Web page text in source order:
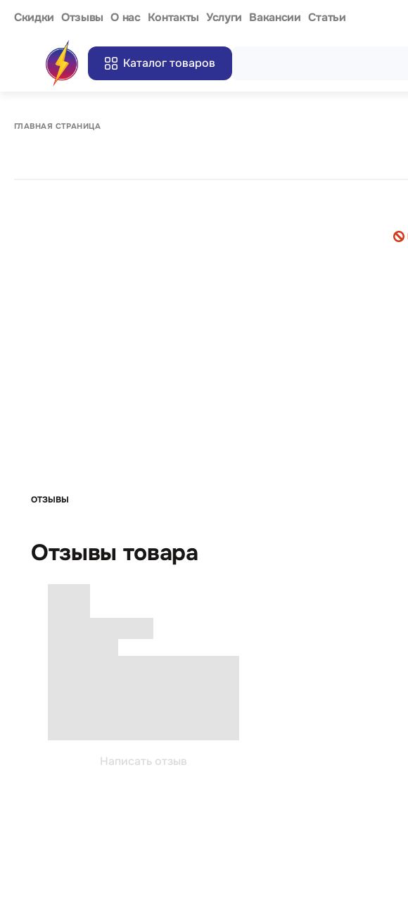
Cкидки Отзывы О нас Контакты Услуги Вакансии Статьи
Каталог товаров
ГЛАВНАЯ СТРАНИЦА
ОТЗЫВЫ
Отзывы товара
Написать отзыв